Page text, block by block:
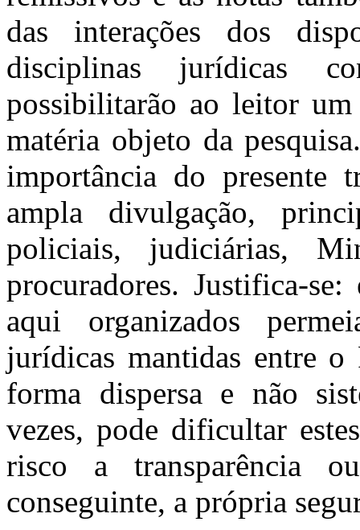
das interações dos
disciplinas jurídicas
possibilitarão ao leitor
matéria objeto da
importância do presente
ampla divulgação,
policiais, judiciárias,
procuradores. Justifica-
aqui organizados
jurídicas mantidas entre
forma dispersa e não
vezes, pode dificultar
risco a transparência
conseguinte, a própria